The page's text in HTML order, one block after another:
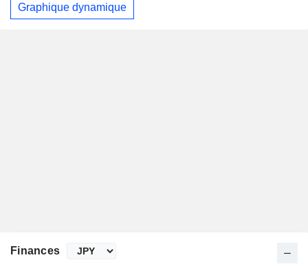
Graphique dynamique
Finances